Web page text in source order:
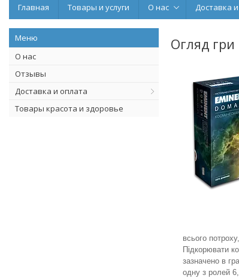
Главная Товары и услуги О нас Доставка
О нас
Отзывы
Доставка и оплата
Товары красота и здоровье
Огляд
всього
Підкорювати
зазначено в
одну з ролей 6,